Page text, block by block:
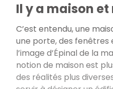
Il y a maison
C’est entendu, une
une porte, des fenêtres
l’image d’Épinal de la
notion de maison est
des réalités plus